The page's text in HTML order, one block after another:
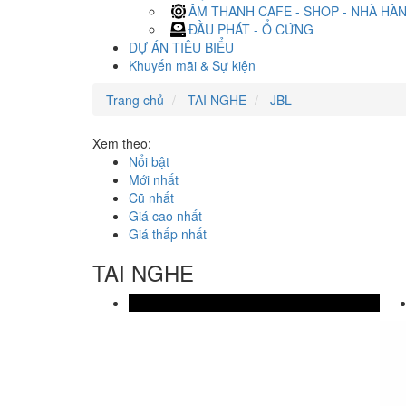
ÂM THANH CAFE - SHOP - NHÀ
ĐẦU PHÁT - Ổ CỨNG
DỰ ÁN TIÊU BIỂU
Khuyến mãi & Sự kiện
Trang chủ
TAI NGHE JBL
Xem theo:
Nổi bật
Mới nhất
Cũ nhất
Giá cao nhất
Giá thấp nhất
TAI NGHE